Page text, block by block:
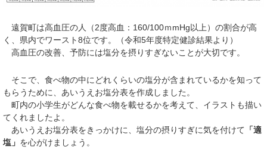
遠賀町は高血圧の人（2度高血：160/100ｍmHg以上）の割合が高
く、県内でワースト8位です。（令和5年度特定健診結果より）
高血圧の改善、予防には塩分を摂りすぎないことが大切です。
そこで、食べ物の中にどれくらいの塩分が含まれているかを知って
もらうために、あいうえお塩分表を作成しました。
町内の小学生がどんな食べ物を載せるかを考えて、イラストも描い
てくれましたよ。
あいうえお塩分表をきっかけに、塩分の摂りすぎに気を付けて 「適
塩」 を心がけましょう。